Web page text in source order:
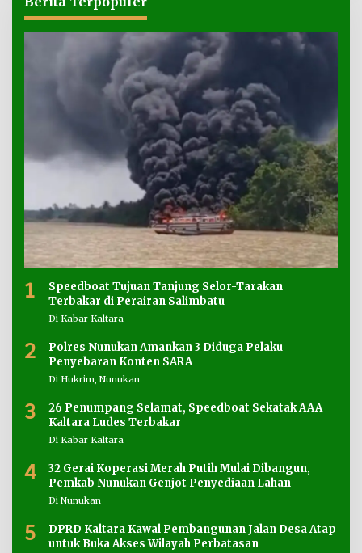
1
Speedboat Tujuan Tanjung Selor-Tarakan
Terbakar di Perairan Salimbatu
Di Kabar Kaltara
2
Polres Nunukan Amankan 3 Diduga Pelaku
Penyebaran Konten SARA
Di Hukrim, Nunukan
3
26 Penumpang Selamat, Speedboat Sekatak AAA
Kaltara Ludes Terbakar
Di Kabar Kaltara
4
32 Gerai Koperasi Merah Putih Mulai Dibangun,
Pemkab Nunukan Genjot Penyediaan Lahan
Di Nunukan
5
DPRD Kaltara Kawal Pembangunan Jalan Desa Atap
untuk Buka Akses Wilayah Perbatasan